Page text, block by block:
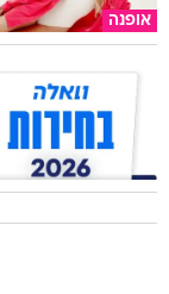
אופנה